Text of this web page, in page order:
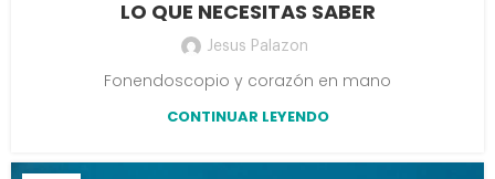
LO QUE NECESITAS SABER
Jesus Palazon
Fonendoscopio y corazón en mano
CONTINUAR LEYENDO